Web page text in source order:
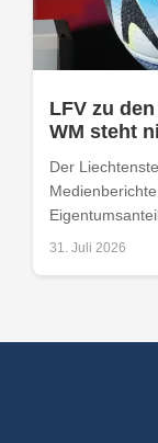
LFV zu
WM steht
Der
31. Juli 2026